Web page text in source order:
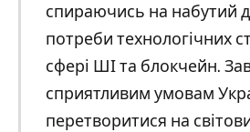
спираючись на набутий
потреби технологічних
сфері ШІ та блокчейн.
сприятливим умовам
перетворитися на